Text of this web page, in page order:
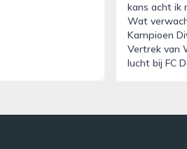
kans acht ik
Wat
Kampioen
Vertrek van
lucht bij FC